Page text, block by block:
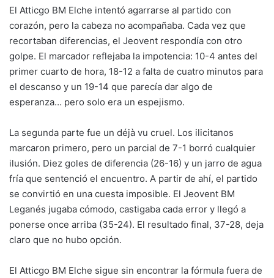
El Atticgo BM Elche intentó agarrarse al partido con
corazón, pero la cabeza no acompañaba. Cada vez que
recortaban diferencias, el Jeovent respondía con otro
golpe. El marcador reflejaba la impotencia: 10-4 antes del
primer cuarto de hora, 18-12 a falta de cuatro minutos para
el descanso y un 19-14 que parecía dar algo de
esperanza… pero solo era un espejismo.
La segunda parte fue un déjà vu cruel. Los ilicitanos
marcaron primero, pero un parcial de 7-1 borró cualquier
ilusión. Diez goles de diferencia (26-16) y un jarro de agua
fría que sentenció el encuentro. A partir de ahí, el partido
se convirtió en una cuesta imposible. El Jeovent BM
Leganés jugaba cómodo, castigaba cada error y llegó a
ponerse once arriba (35-24). El resultado final, 37-28, deja
claro que no hubo opción.
El Atticgo BM Elche sigue sin encontrar la fórmula fuera de